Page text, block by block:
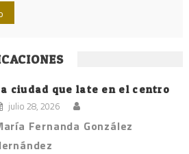
ciudad que late en el centro
julio 28, 2026
Fernanda González